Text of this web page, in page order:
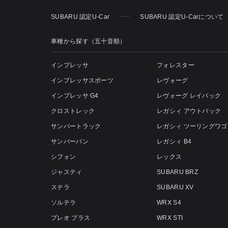
SUBARU 認定U-Car SUBARU 認定U-Carについて
車種から探す（五十音順）
インプレッサ
インプレッサスポーツ
インプレッサ G4
クロストレック
サンバートラック
サンバーバン
シフォン
ジャスティ
ステラ
ソルテラ
プレオ プラス
フォレスター
レヴォーグ
レヴォーグ レイバック
レガシィ アウトバック
レガシィ ツーリングワ
レガシィ B4
レックス
SUBARU BRZ
SUBARU XV
WRX S4
WRX STI